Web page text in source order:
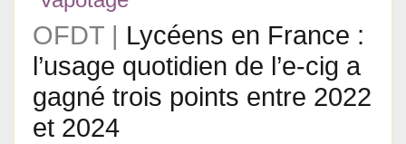
OFDT | Lycéens en France :
l’usage quotidien de l’e-cig a
gagné trois points entre 2022
et 2024